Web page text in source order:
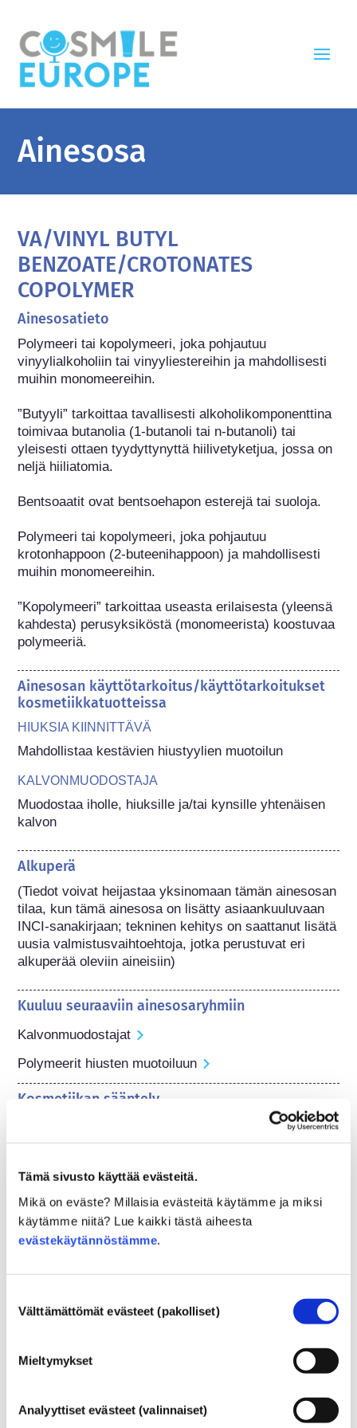
Tämä sivusto käyttää evästeitä.
Mikä on eväste? Millaisia evästeitä käytämme ja miksi
käytämme niitä? Lue kaikki tästä aiheesta
evästekäytännöstämme.
valinta
Välttämättömät evästeet (pakolliset)
Mieltymykset
Analyyttiset evästeet (valinnaiset)
Ainesosa
VA/VINYL BUTYL
BENZOATE/CROTONATES
COPOLYMER
Ainesosatieto
Polymeeri tai kopolymeeri, joka pohjautuu
vinyylialkoholiin tai vinyyliestereihin ja mahdollisesti
muihin monomeereihin.
”Butyyli” tarkoittaa tavallisesti alkoholikomponenttina
toimivaa butanolia (1-butanoli tai n-butanoli) tai
yleisesti ottaen tyydyttynyttä hiilivetyketjua, jossa on
neljä hiiliatomia.
Bentsoaatit ovat bentsoehapon esterejä tai suoloja.
Polymeeri tai kopolymeeri, joka pohjautuu
krotonhappoon (2-buteenihappoon) ja mahdollisesti
muihin monomeereihin.
”Kopolymeeri” tarkoittaa useasta erilaisesta (yleensä
kahdesta) perusyksiköstä (monomeerista) koostuvaa
polymeeriä.
Ainesosan käyttötarkoitus/käyttötarkoitukset
kosmetiikkatuotteissa
HIUKSIA KIINNITTÄVÄ
Mahdollistaa kestävien hiustyylien muotoilun
KALVONMUODOSTAJA
Muodostaa iholle, hiuksille ja/tai kynsille yhtenäisen
kalvon
Alkuperä
(Tiedot voivat heijastaa yksinomaan tämän ainesosan
tilaa, kun tämä ainesosa on lisätty asiaankuuluvaan
INCI-sanakirjaan; tekninen kehitys on saattanut lisätä
uusia valmistusvaihtoehtoja, jotka perustuvat eri
alkuperää oleviin aineisiin)
Kuuluu seuraaviin ainesosaryhmiin
Kalvonmuodostajat
Polymeerit hiusten muotoiluun
Kosmetiikan sääntely
Kosmetiikan ainesosia säännellään. Huomaathan
kuitenkin, että EU:n ulkopuolella kosmetiikan
Kosmetiikkaan liittyviä
perustietoja
Miten kosmetiikkatuotteiden turvallisuus
Tiukalla lainsäädännöllä varmistetaan, että
tuotteet ovat turvallisia ihmisille. Yritykset
Lue lisää